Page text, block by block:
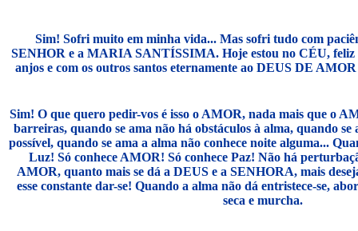
Sim! Sofri muito em minha vida... Mas sofri tudo com
SENHOR e a MARIA SANTÍSSIMA. Hoje estou no CÉU, feliz
anjos e com os outros santos eternamente ao DEUS DE
Sim! O que quero pedir-vos é isso o AMOR, nada mais que o
barreiras, quando se ama não há obstáculos à alma, quando se
possível, quando se ama a alma não conhece noite alguma...
Luz! Só conhece AMOR! Só conhece Paz! Não há
AMOR, quanto mais se dá a DEUS e a SENHORA, mais
esse constante dar-se! Quando a alma não dá entristece-se,
seca e murcha.